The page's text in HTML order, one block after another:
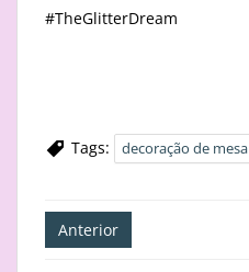
#TheGlitterDream
Tags: decoração de mesa
Navegação
de
Anterior